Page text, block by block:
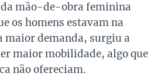
mão-de-obra feminina
os homens estavam na
maior demanda, surgiu a
maior mobilidade, algo que
não ofereciam.